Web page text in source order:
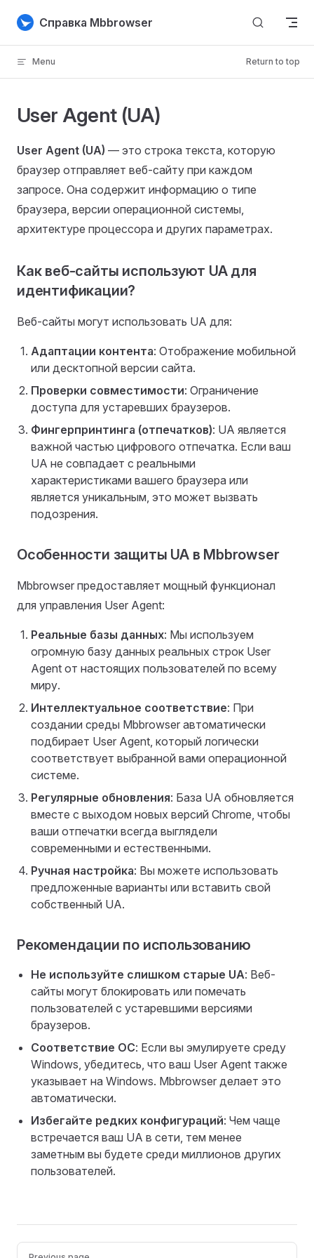
Skip to content
Справка Mbbrowser
Menu Return to top
User Agent (UA)
User Agent (UA) — это строка текста, которую
браузер отправляет веб-сайту при каждом
запросе. Она содержит информацию о типе
браузера, версии операционной системы,
архитектуре процессора и других параметрах.
Как веб-сайты используют UA для
идентификации?
Веб-сайты могут использовать UA для:
Адаптации контента: Отображение мобильной
или десктопной версии сайта.
Проверки совместимости: Ограничение
доступа для устаревших браузеров.
Фингерпринтинга (отпечатков): UA является
важной частью цифрового отпечатка. Если ваш
UA не совпадает с реальными
характеристиками вашего браузера или
является уникальным, это может вызвать
подозрения.
Особенности защиты UA в Mbbrowser
Mbbrowser предоставляет мощный функционал
для управления User Agent:
Реальные базы данных: Мы используем
огромную базу данных реальных строк User
Agent от настоящих пользователей по всему
миру.
Интеллектуальное соответствие: При
создании среды Mbbrowser автоматически
подбирает User Agent, который логически
соответствует выбранной вами операционной
системе.
Регулярные обновления: База UA обновляется
вместе с выходом новых версий Chrome, чтобы
ваши отпечатки всегда выглядели
современными и естественными.
Ручная настройка: Вы можете использовать
предложенные варианты или вставить свой
собственный UA.
Рекомендации по использованию
Не используйте слишком старые UA: Веб-
сайты могут блокировать или помечать
пользователей с устаревшими версиями
браузеров.
Соответствие ОС: Если вы эмулируете среду
Windows, убедитесь, что ваш User Agent также
указывает на Windows. Mbbrowser делает это
автоматически.
Избегайте редких конфигураций: Чем чаще
встречается ваш UA в сети, тем менее
заметным вы будете среди миллионов других
пользователей.
Pager